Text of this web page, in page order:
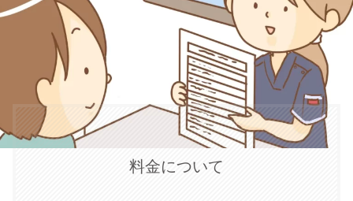
料金について